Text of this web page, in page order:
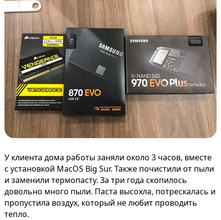
У клиента дома работы заняли около 3 часов, вместе
с установкой MacOS Big Sur. Также почистили от пыли
и заменили термопасту. За три года скопилось
довольно много пыли. Паста высохла, потрескалась и
пропустила воздух, который не любит проводить
тепло.